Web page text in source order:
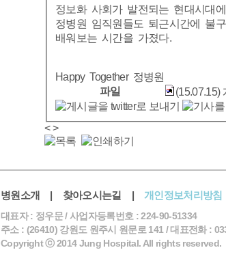
정보화 사회가 발전되는 현대시대
정병원 임직원들도 퇴근시간에 불
배워보는 시간을 가졌다.
Happy Together 정병원
파일
(15.07.15)
< >
병원소개 | 찾아오시는길 | 개인정보처리방침
대표자 : 정우문 / 사업자등록번호 : 224-90-51334
주소 : (26410) 강원도 원주시 원문로 141 / 대표전화 :
Copyright ⓒ 2014 Jung Hospital. All rights reserved.